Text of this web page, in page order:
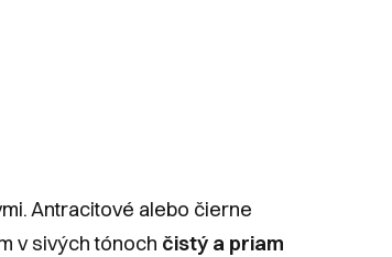
Antracitové alebo čierne
v sivých tónoch čistý a priam